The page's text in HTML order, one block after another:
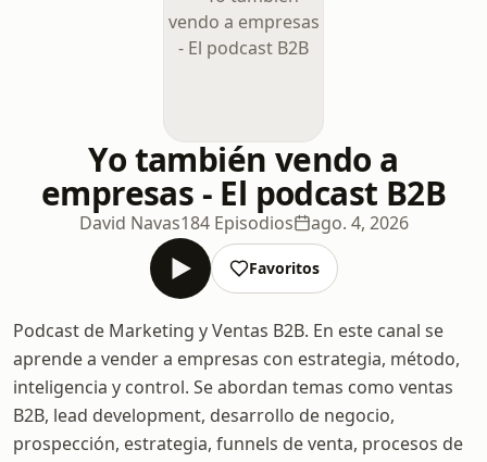
Yo también vendo a
empresas - El podcast B2B
David Navas184 Episodios ago. 4, 2026
Favoritos
Podcast de Marketing y Ventas B2B. En este canal se
aprende a vender a empresas con estrategia, método,
inteligencia y control. Se abordan temas como ventas
B2B, lead development, desarrollo de negocio,
prospección, estrategia, funnels de venta, procesos de